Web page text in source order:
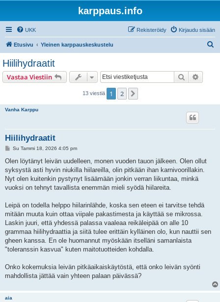
karppaus.info
UKK Kirjaudu sisään
Rekisteröidy
Etusivu Yleinen karppauskeskustelu
Hiilihydraatit
Vastaa Viestiin Etsi
13 viestiä 1 2
Vanha Karppu
Hiilihydraatit
V
e
t
i
Su Tammi 18, 2026 4:05 pm
Olen löytänyt leivän uudelleen, monen vuoden tauon jälkeen. Olen ollut
syksystä asti hyvin niukilla hiilareilla, olin pitkään ihan karnivoorillakin.
Nyt olen kuitenkin pystynyt lisäämään jonkin verran liikuntaa, minkä
vuoksi on tehnyt tavallista enemmän mieli syödä hiilareita.
Leipä on todella helppo hiilarinlähde, koska sen eteen ei tarvitse tehdä
mitään muuta kuin ottaa viipale pakastimesta ja käyttää se mikrossa.
Laskin juuri, että yhdessä palassa vaaleaa reikäleipää on alle 10
grammaa hiilihydraattia ja siitä tulee erittäin kylläinen olo, kun nauttii sen
gheen kanssa. En ole huomannut myöskään itselläni samanlaista
"toleranssin kasvua" kuten maitotuotteiden kohdalla.
Onko kokemuksia leivän pitkäaikaiskäytöstä, että onko leivän syönti
mahdollista jättää vain yhteen palaan päivässä?
aia